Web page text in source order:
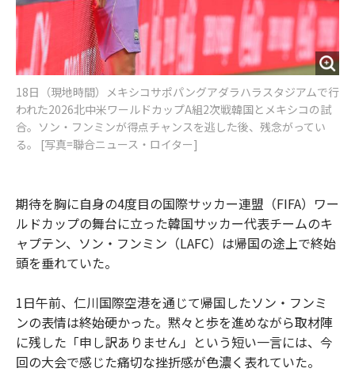
18日（現地時間）メキシコサポパングアダラハラスタジアムで行
われた2026北中米ワールドカップA組2次戦韓国とメキシコの試
合。ソン・フンミンが得点チャンスを逃した後、残念がってい
る。 [写真=聯合ニュース・ロイター]
期待を胸に自身の4度目の国際サッカー連盟（FIFA）ワー
ルドカップの舞台に立った韓国サッカー代表チームのキ
ャプテン、ソン・フンミン（LAFC）は帰国の途上で終始
頭を垂れていた。
1日午前、仁川国際空港を通じて帰国したソン・フンミ
ンの表情は終始硬かった。黙々と歩を進めながら取材陣
に残した「申し訳ありません」という短い一言には、今
回の大会で感じた痛切な挫折感が色濃く表れていた。